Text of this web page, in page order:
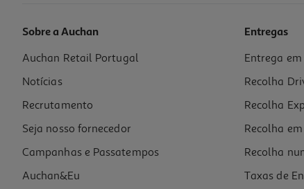
Livro K-Pop - Livro De Pintar
8.01 €/un
8,01 €
Sobre a Auchan
Auchan Retail Portugal
Notícias
Recrutamento
Seja nosso fornecedor
Campanhas e Passatempos
Auchan&Eu
Entregas
Entrega em
Recolha
Recolha
Recolha
Recolha
Taxas de